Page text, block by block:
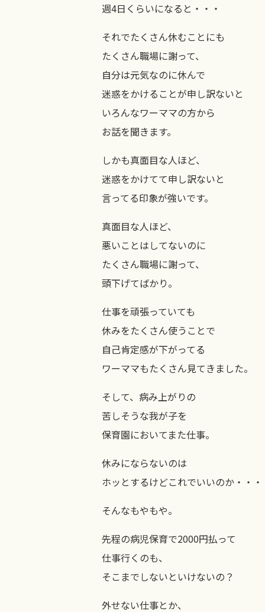
週4日くらいになると・・・
それでたくさん休むことにも
たくさん職場に謝って、
自分は元気なのに休んで
迷惑をかけることが申し訳ないと
いろんなワーママの方から
お話を聞きます。
しかも真面目な人ほど、
迷惑をかけてて申し訳ないと
言ってる印象が強いです。
真面目な人ほど、
悪いことはしてないのに
たくさん職場に謝って、
頭下げてばかり。
仕事を頑張っていても
休みをたくさん使うことで
自己肯定感が下がってる
ワーママもたくさん見てきました。
そして、病み上がりの
苦しそうな我が子を
保育園においてまた仕事。
休みにならないのは
ホッとするけどこれでいいのか・・・
そんなもやもや。
先程の病児保育で2000円払って
仕事行くのも、
そこまでしないといけないの？
外せない仕事とか、